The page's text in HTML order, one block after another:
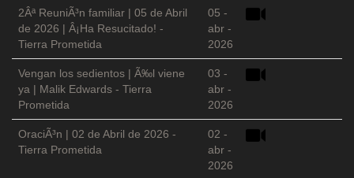
2Âª ReuniÃ³n familiar | 05 de Abril
de 2026 | Â¡Ha Resucitado! -
Tierra Prometida
05 -
abr -
2026
Vengan los sedientos | Ã‰l viene
ya | Malik Edwards - Tierra
Prometida
03 -
abr -
2026
OraciÃ³n | 02 de Abril de 2026 -
Tierra Prometida
02 -
abr -
2026